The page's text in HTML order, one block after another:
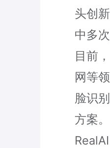
头创
中多
⽬前
⽹等
脸识
⽅案。